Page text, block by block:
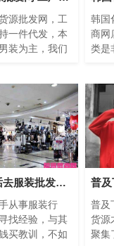
源批发网，工
一件代发，本
装为主，我们
韩国
商网
类是
能...
学会这些行话去服装批发市场就再也不怕被杀价
从事服装行
找经验，与其
买教训，不如
普及
货源
聚集